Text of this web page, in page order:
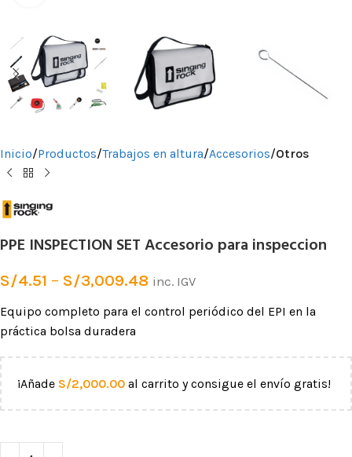
Inicio Productos Trabajos en altura Accesorios Otros
PPE INSPECTION SET Accesorio para inspeccion
S/4.51 – S/3,009.48 inc. IGV
Equipo completo para el control periódico del EPI en la
práctica bolsa duradera
¡Añade S/2,000.00 al carrito y consigue el envío gratis!